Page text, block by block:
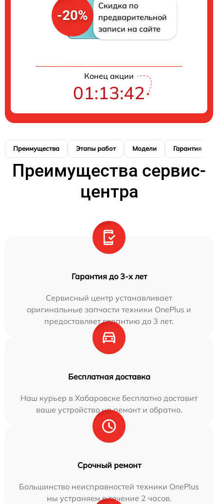
-20%
Скидка по
предварительной
записи на сайте
Конец акции
01:13:41
Преимущества Этапы работ Модели Гарантия
Преимущества сервис-
центра
Гарантия до 3-х лет
Сервисный центр устанавливает
оригинальные запчасти техники OnePlus и
предоставляет гарантию до 3 лет.
Бесплатная доставка
Наш курьер в Хабаровске бесплатно доставит
ваше устройство на ремонт и обратно.
Срочный ремонт
Большинство неисправностей техники OnePlus
мы устраняем в течение 2 часов.